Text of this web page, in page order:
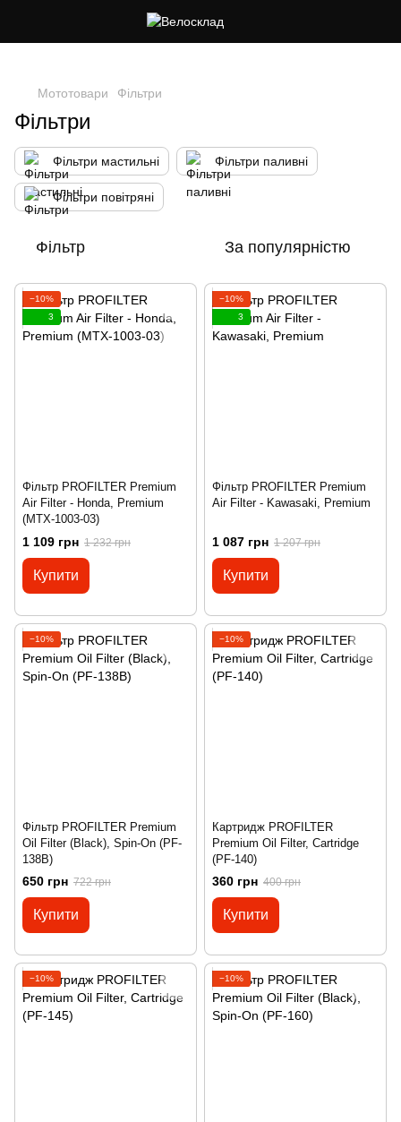
Мототовари Фільтри
Фільтри
Фільтри мастильні Фільтри паливні
Фільтри повітряні
Фільтр За популярністю
−10%
3
Фільтр PROFILTER Premium
Air Filter - Honda, Premium
(MTX-1003-03)
1 109 грн 1 232 грн
Купити
−10%
3
Фільтр PROFILTER Premium
Air Filter - Kawasaki, Premium
1 087 грн 1 207 грн
Купити
−10%
Фільтр PROFILTER Premium
Oil Filter (Black), Spin-On (PF-
138B)
650 грн 722 грн
Купити
−10%
Картридж PROFILTER
Premium Oil Filter, Cartridge
(PF-140)
360 грн 400 грн
Купити
−10% −10%